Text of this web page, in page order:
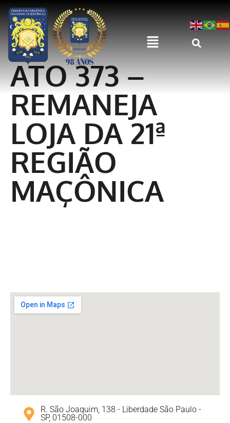
ATO 373 –
REMANEJA
LOJA DA 21ª
REGIÃO
MAÇÔNICA
R. São Joaquim, 138 - Liberdade São Paulo -
SP, 01508-000